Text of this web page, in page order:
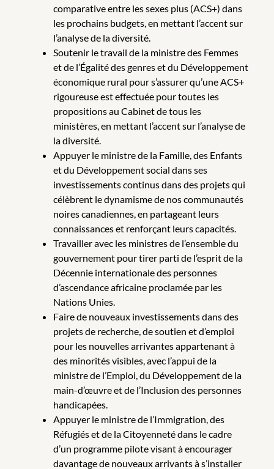
comparative entre les sexes plus (ACS+) dans
les prochains budgets, en mettant l’accent sur
l’analyse de la diversité.
Soutenir le travail de la ministre des Femmes
et de l’Égalité des genres et du Développement
économique rural pour s’assurer qu’une ACS+
rigoureuse est effectuée pour toutes les
propositions au Cabinet de tous les
ministères, en mettant l’accent sur l’analyse de
la diversité.
Appuyer le ministre de la Famille, des Enfants
et du Développement social dans ses
investissements continus dans des projets qui
célèbrent le dynamisme de nos communautés
noires canadiennes, en partageant leurs
connaissances et renforçant leurs capacités.
Travailler avec les ministres de l’ensemble du
gouvernement pour tirer parti de l’esprit de la
Décennie internationale des personnes
d’ascendance africaine proclamée par les
Nations Unies.
Faire de nouveaux investissements dans des
projets de recherche, de soutien et d’emploi
pour les nouvelles arrivantes appartenant à
des minorités visibles, avec l’appui de la
ministre de l’Emploi, du Développement de la
main-d’œuvre et de l’Inclusion des personnes
handicapées.
Appuyer le ministre de l’Immigration, des
Réfugiés et de la Citoyenneté dans le cadre
d’un programme pilote visant à encourager
davantage de nouveaux arrivants à s’installer